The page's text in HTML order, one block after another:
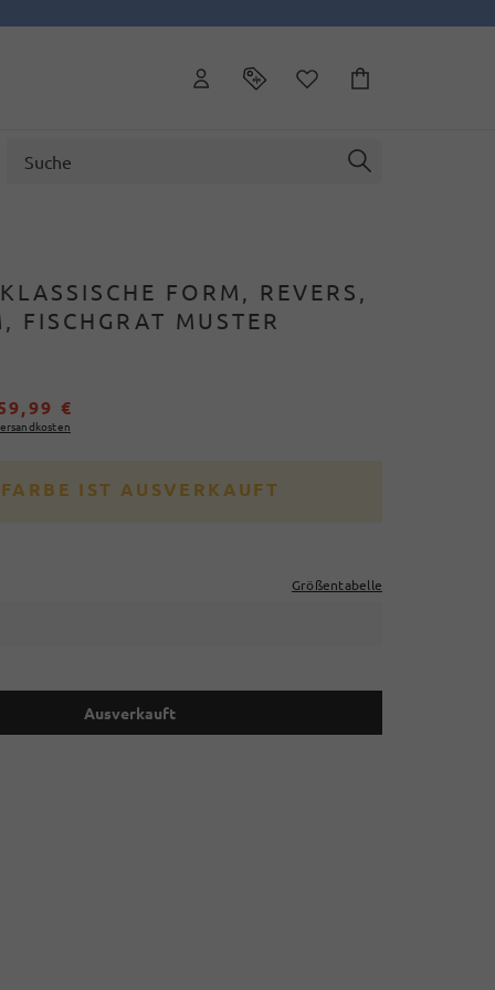
FORM, REVERS,
FISCHGRAT MUSTER
€
IST AUSVERKAUFT
Größentabelle
Ausverkauft